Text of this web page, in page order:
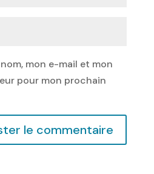
mon e-mail et mon
pour mon prochain